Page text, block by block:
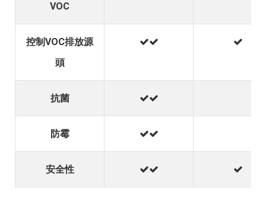
VOC
控制VOC排放源
頭
抗菌
防霉
安全性